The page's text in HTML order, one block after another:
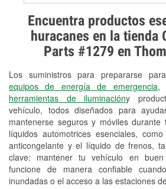
Encuentra productos
huracanes en la tienda
Parts #1279 en
Los suministros para prepararse
equipos de energía de emergencia,
herramientas de iluminacióny
vehículo, todos diseñados para
mantenerse seguros y móviles durante
líquidos automotrices esenciales,
anticongelante y el líquido de frenos,
clave: mantener tu vehículo en
funcione de manera confiable
inundadas o el acceso a las estaciones
Prueba de alternadores
arrancadores
Revisión de la luz
Reciclaje de baterías y
Instalación de bombillas
Instalación de
Programa de Préstamo
Herramientas
Rectificación de